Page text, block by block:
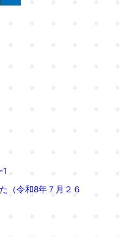
（令和8年７月２６